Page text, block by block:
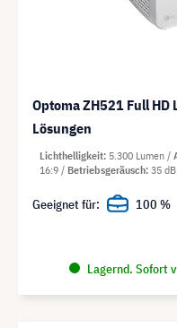
Optoma ZH521 Full HD
Lösungen
Lagernd. Sofort
Lichthelligkeit 5.300 Lumen
16:9
Betriebsgeräusch 35 dB
Geeignet für: 100 %